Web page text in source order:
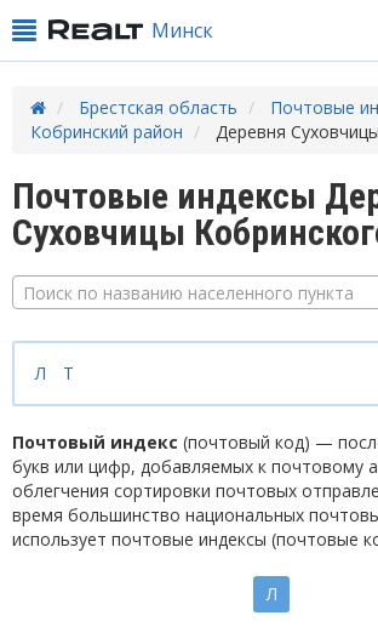
Минск
Брестская область
Почтовые
Кобринский район
Деревня Суховчицы
Почтовые индексы
Суховчицы
Поиск по названию населенного пункта
Л Т
Почтовый индекс (почтовый код) —
букв или цифр, добавляемых к почтовому
облегчения сортировки почтовых
время большинство национальных
использует почтовые индексы (почтовые
Л